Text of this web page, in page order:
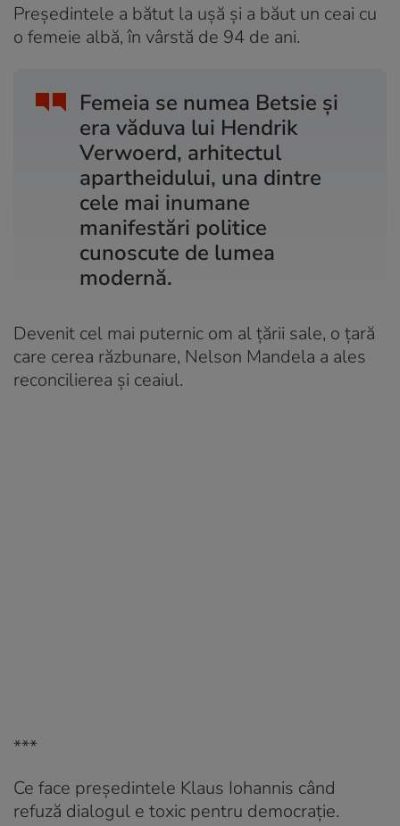
Președintele a bătut la ușă și a băut un ceai cu
o femeie albă, în vârstă de 94 de ani.
Femeia se numea Betsie și
era văduva lui Hendrik
Verwoerd, arhitectul
apartheidului, una dintre
cele mai inumane
manifestări politice
cunoscute de lumea
modernă.
Devenit cel mai puternic om al țării sale, o țară
care cerea răzbunare, Nelson Mandela a ales
reconcilierea și ceaiul.
***
Ce face președintele Klaus Iohannis când
refuză dialogul e toxic pentru democrație.